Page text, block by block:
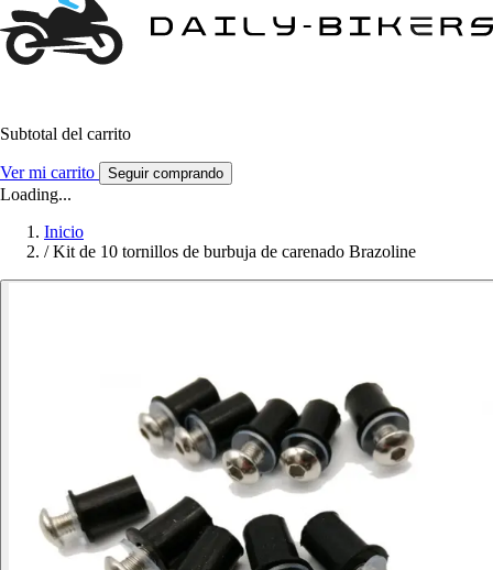
Subtotal del carrito
Ver mi carrito Seguir comprando
Loading...
Inicio
/ Kit de 10 tornillos de burbuja de carenado Brazoline